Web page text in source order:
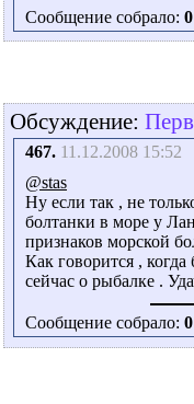
Сообщение собрало: 0
Обсуждение:
467. 11.12.2008 15:52
@stas
Ну если так , не
болтанки в море у
признаков морской
Как говорится ,
сейчас о рыбалке .
Сообщение собрало: 0